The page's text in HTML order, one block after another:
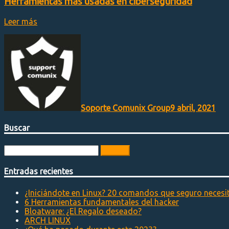
Leer más
Soporte Comunix Group9 abril, 2021
Buscar
Entradas recientes
¿Iniciándote en Linux? 20 comandos que seguro
6 Herramientas fundamentales del hacker
Bloatware: ¿El Regalo deseado?
ARCH LINUX